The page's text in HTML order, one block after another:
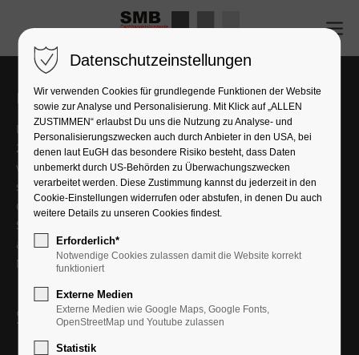
Über uns
Die Firma SMB Creative Plattenmaterialien GmbH ist seit
2009 ein Handelsunternehmen, dass sich auf die Lieferung
von verschiedensten Plattenmaterialien und Zubehör
spezialisiert hat. Zu unseren langjährigen Kunden zählen
die verschiedensten Küchen- und Badstudios, sowie
Schreinereien und Möbelhäuser in Deutschland und
angrenzenden Ländern wie Luxemburg und den
Niederlanden.
Schnellauswahl
Home
Datenschutzeinstellungen
Wir verwenden Cookies für grundlegende Funktionen der Website
sowie zur Analyse und Personalisierung. Mit Klick auf „ALLEN
ZUSTIMMEN“ erlaubst Du uns die Nutzung zu Analyse- und
Personalisierungszwecken auch durch Anbieter in den USA, bei
denen laut EuGH das besondere Risiko besteht, dass Daten
unbemerkt durch US-Behörden zu Überwachungszwecken
verarbeitet werden. Diese Zustimmung kannst du jederzeit in den
Cookie-Einstellungen widerrufen oder abstufen, in denen Du auch
weitere Details zu unseren Cookies findest.
Erforderlich*
Notwendige Cookies zulassen damit die Website korrekt
funktioniert
Externe Medien
Externe Medien wie Google Maps, Google Fonts,
OpenStreetMap und Youtube zulassen
Statistik